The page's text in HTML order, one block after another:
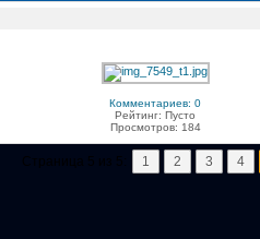
Комментариев: 0
Рейтинг: Пусто
Просмотров: 184
1 2 3 4